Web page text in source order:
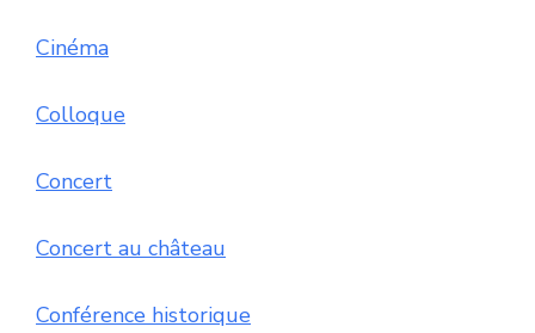
Cinéma
Colloque
Concert
Concert au château
Conférence historique